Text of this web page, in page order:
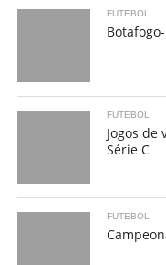
FUTEBOL
FUTEBOL
Jogos
Série C
FUTEBOL